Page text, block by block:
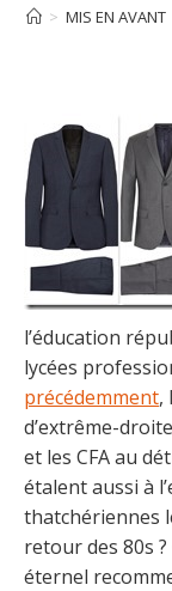
> MIS EN AVANT
l’éducation
lycées
précédemment,
d’extrême-
et les CFA au
étalent aussi à
thatchériennes
retour des 80s ?
éternel